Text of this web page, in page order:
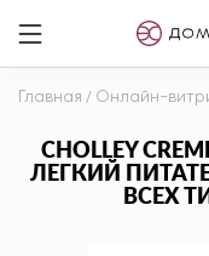
Главная / Онлайн-
CHOLLEY
ЛЕГКИЙ
ВСЕХ